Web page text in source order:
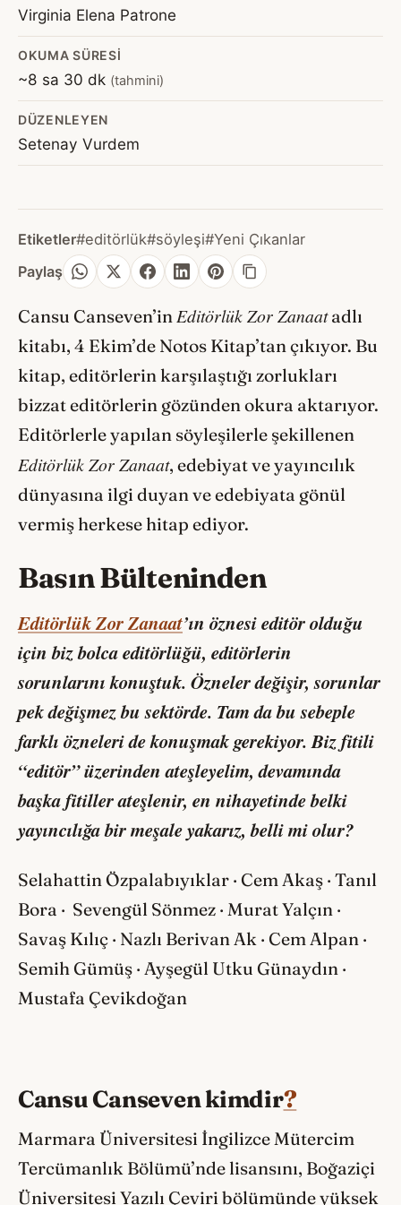
Virginia Elena Patrone
OKUMA SÜRESI
~8 sa 30 dk (tahmini)
DÜZENLEYEN
Setenay Vurdem
Etiketler#editörlük#söyleşi#Yeni Çıkanlar
Paylaş
Cansu Canseven’in Editörlük Zor Zanaatadlı
kitabı, 4 Ekim’de Notos Kitap’tan çıkıyor. Bu
kitap, editörlerin karşılaştığı zorlukları
bizzat editörlerin gözünden okura aktarıyor.
Editörlerle yapılan söyleşilerle şekillenen
Editörlük Zor Zanaat, edebiyat ve yayıncılık
dünyasına ilgi duyan ve edebiyata gönül
vermiş herkese hitap ediyor.
Basın Bülteninden
Editörlük Zor Zanaat’ın öznesi editör olduğu
için biz bolca editörlüğü, editörlerin
sorunlarını konuştuk. Özneler değişir, sorunlar
pek değişmez bu sektörde. Tam da bu sebeple
farklı özneleri de konuşmak gerekiyor. Biz fitili
“editör” üzerinden ateşleyelim, devamında
başka fitiller ateşlenir, en nihayetinde belki
yayıncılığa bir meşale yakarız, belli mi olur?
Selahattin Özpalabıyıklar · Cem Akaş · Tanıl
Bora · Sevengül Sönmez · Murat Yalçın ·
Savaş Kılıç · Nazlı Berivan Ak · Cem Alpan ·
Semih Gümüş · Ayşegül Utku Günaydın ·
Mustafa Çevikdoğan
Cansu Canseven kimdir?
Marmara Üniversitesi İngilizce Mütercim
Tercümanlık Bölümü’nde lisansını, Boğaziçi
Üniversitesi Yazılı Çeviri bölümünde yüksek